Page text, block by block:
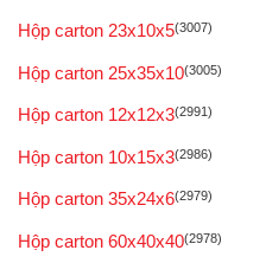
Hộp carton 23x10x5(3007)
Hộp carton 25x35x10(3005)
Hộp carton 12x12x3(2991)
Hộp carton 10x15x3(2986)
Hộp carton 35x24x6(2979)
Hộp carton 60x40x40(2978)